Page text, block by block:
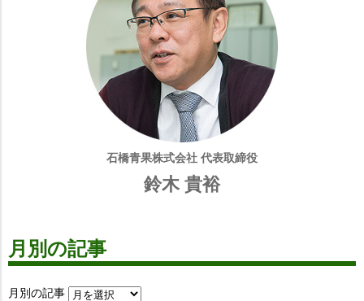
石橋青果株式会社 代表取締役
鈴木 貴裕
月別の記事
月別の記事